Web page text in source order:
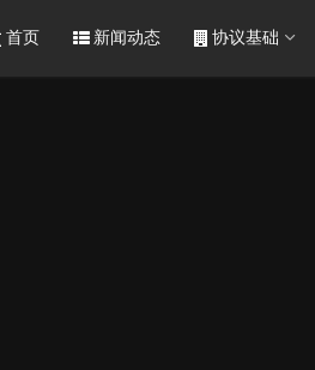
首页 新闻动态 协议基础